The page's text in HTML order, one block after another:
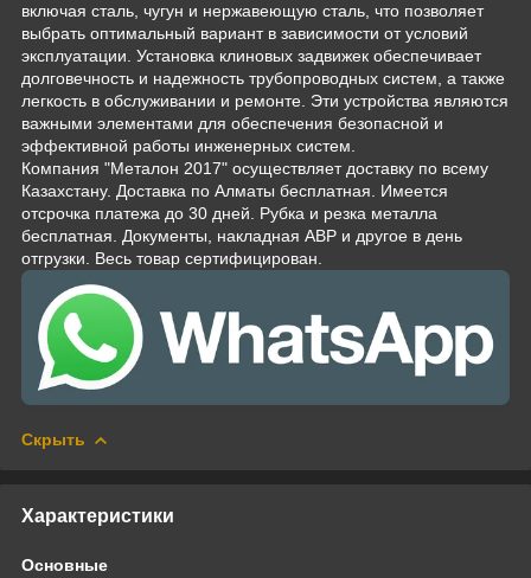
включая сталь, чугун и нержавеющую сталь, что позволяет
выбрать оптимальный вариант в зависимости от условий
эксплуатации. Установка клиновых задвижек обеспечивает
долговечность и надежность трубопроводных систем, а также
легкость в обслуживании и ремонте. Эти устройства являются
важными элементами для обеспечения безопасной и
эффективной работы инженерных систем.
Компания "Металон 2017" осуществляет доставку по всему
Казахстану. Доставка по Алматы бесплатная. Имеется
отсрочка платежа до 30 дней. Рубка и резка металла
бесплатная. Документы, накладная АВР и другое в день
отгрузки. Весь товар сертифицирован.
Скрыть
Характеристики
Основные